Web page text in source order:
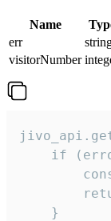
Name
err
visitorNumber
if
    }